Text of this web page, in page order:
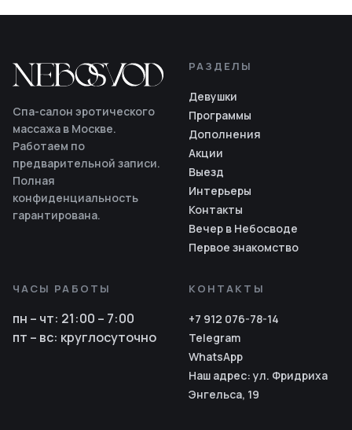
Спа-салон эротического
массажа в Москве.
Работаем по
предварительной записи.
Полная
конфиденциальность
гарантирована.
РАЗДЕЛЫ
Девушки
Программы
Дополнения
Акции
Выезд
Интерьеры
Контакты
Вечер в Небосводе
Первое знакомство
ЧАСЫ РАБОТЫ
пн – чт: 21:00 – 7:00
пт – вс: круглосуточно
КОНТАКТЫ
+7 912 076-78-14
Telegram
WhatsApp
Наш адрес: ул. Фридриха
Энгельса, 19